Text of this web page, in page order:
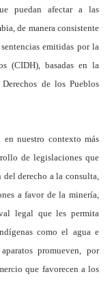
puedan afectar a las
de manera consistente
emitidas por la
(CIDH), basadas en la
de los Pueblos
en nuestro contexto más
de legislaciones que
derecho a la consulta,
a favor de la minería,
legal que les permita
como el agua e
promueven, por
que favorecen a los